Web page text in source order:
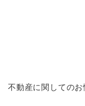
不動産に関しての